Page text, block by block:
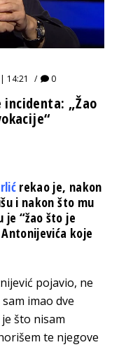
14:21 0
„Žao
rekao je, nakon
i nakon što mu
je “žao što je
koje
pojavio, ne
imao dve
što nisam
te njegove